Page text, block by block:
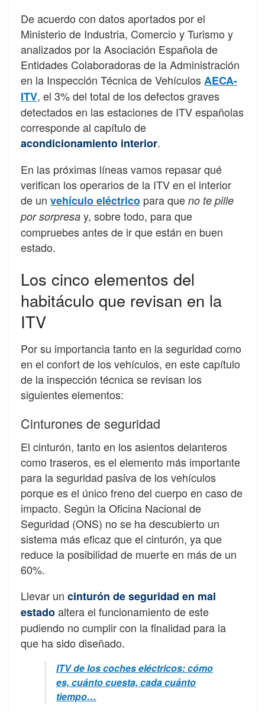
De acuerdo con datos aportados por el
Ministerio de Industria, Comercio y Turismo y
analizados por la Asociación Española de
Entidades Colaboradoras de la Administración
en la Inspección Técnica de VehículosAECA-
ITV, el 3% del total de los defectos graves
detectados en las estaciones de ITV españolas
corresponde al capítulo de
acondicionamiento interior.
En las próximas líneas vamos repasar qué
verifican los operarios de la ITV en el interior
de un vehículo eléctrico para que no te pille
por sorpresa y, sobre todo, para que
compruebes antes de ir que están en buen
estado.
Los cinco elementos del
habitáculo que revisan en la
ITV
Por su importancia tanto en la seguridad como
en el confort de los vehículos, en este capítulo
de la inspección técnica se revisan los
siguientes elementos:
Cinturones de seguridad
El cinturón, tanto en los asientos delanteros
como traseros, es el elemento más importante
para la seguridad pasiva de los vehículos
porque es el único freno del cuerpo en caso de
impacto. Según la Oficina Nacional de
Seguridad (ONS) no se ha descubierto un
sistema más eficaz que el cinturón, ya que
reduce la posibilidad de muerte en más de un
60%.
Llevar un cinturón de seguridad en mal
estadoaltera el funcionamiento de este
pudiendo no cumplir con la finalidad para la
que ha sido diseñado.
ITV de los coches eléctricos: cómo
es, cuánto cuesta, cada cuánto
tiempo…